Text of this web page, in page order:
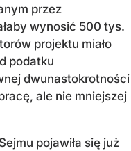
przez
wynosić 500 tys.
projektu miało
podatku
dwunastokrotności
ale nie mniejszej
pojawiła się już